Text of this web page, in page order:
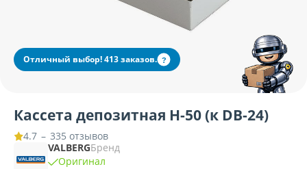
Отличный выбор! 413 заказов. ?
Кассета депозитная Н-50 (к DB-24)
4.7 – 335 отзывов
VALBERGБренд
Оригинал